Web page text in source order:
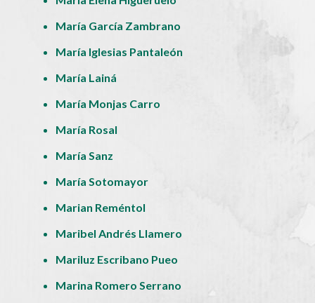
María García Zambrano
María Iglesias Pantaleón
María Lainá
María Monjas Carro
María Rosal
María Sanz
María Sotomayor
Marian Reméntol
Maribel Andrés Llamero
Mariluz Escribano Pueo
Marina Romero Serrano